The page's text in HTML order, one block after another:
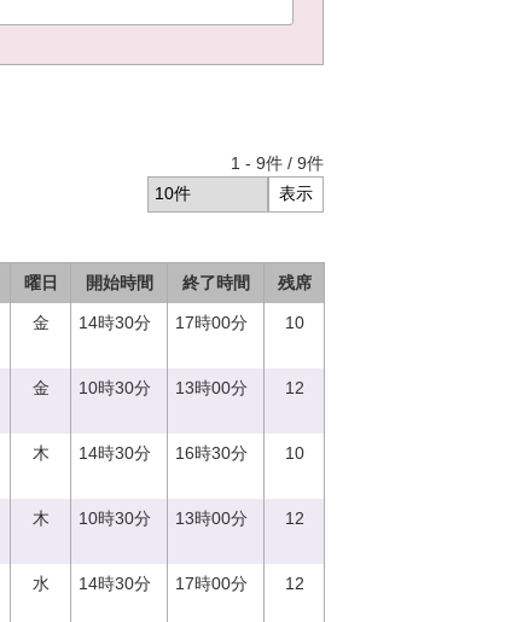
1 - 9件 / 9件
曜日 開始時間 終了時間 残席
金 14時30分 17時00分 10
金 10時30分 13時00分 12
木 14時30分 16時30分 10
木 10時30分 13時00分 12
水 14時30分 17時00分 12